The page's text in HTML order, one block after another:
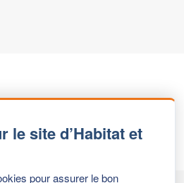
le site d’Habitat et
pour assurer le bon